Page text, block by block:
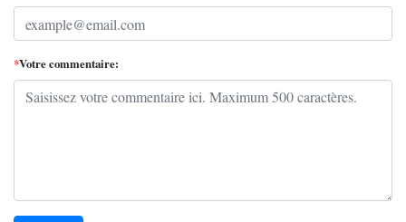
*Votre commentaire: